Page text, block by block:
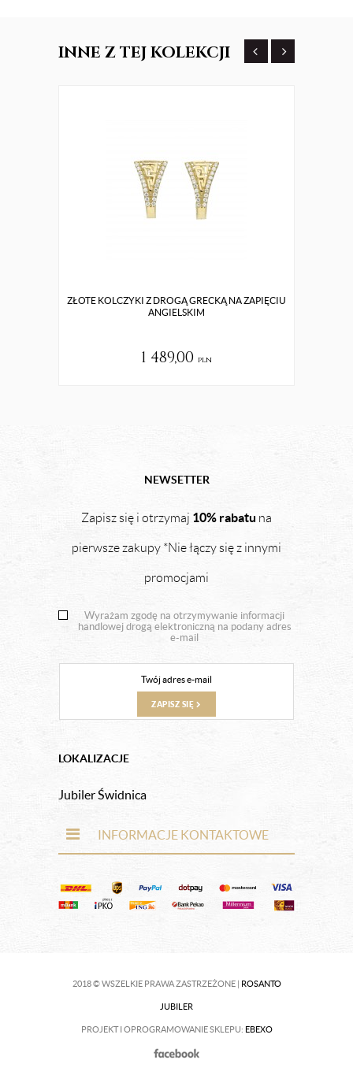
INNE Z TEJ KOLEKCJI
ZŁOTE KOLCZYKI Z DROGĄ GRECKĄ NA ZAPIĘCIU
ANGIELSKIM
1 489,00 pln
NEWSETTER
Zapisz się i otrzymaj 10% rabatu na
pierwsze zakupy *Nie łączy się z innymi
promocjami
Wyrażam zgodę na otrzymywanie informacji
handlowej drogą elektroniczną na podany adres
e-mail
ZAPISZ SIĘ
LOKALIZACJE
Jubiler Świdnica
INFORMACJE KONTAKTOWE
2018 © WSZELKIE PRAWA ZASTRZEŻONE | ROSANTO
JUBILER
PROJEKT I OPROGRAMOWANIE SKLEPU: EBEXO